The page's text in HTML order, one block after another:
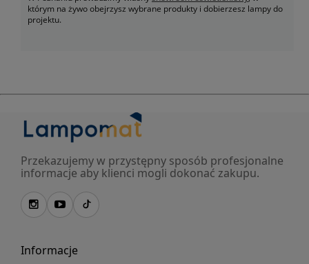
którym na żywo obejrzysz wybrane produkty i dobierzesz lampy do
projektu.
Przekazujemy w przystępny sposób profesjonalne
informacje aby klienci mogli dokonać zakupu.
Informacje